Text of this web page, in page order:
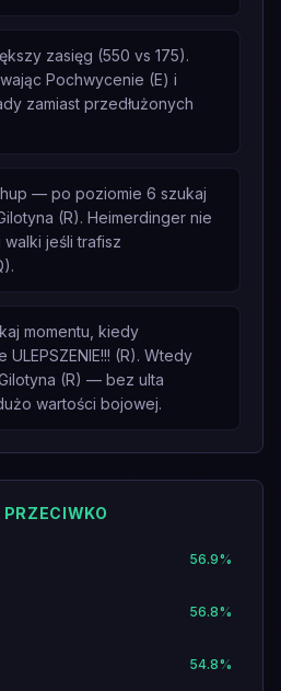
zasięg (550 vs 175).
Pochwycenie (E) i
zamiast przedłużonych
— po poziomie 6 szukaj
(R). Heimerdinger nie
jeśli trafisz
momentu, kiedy
(R). Wtedy
(R) — bez ulta
wartości bojowej.
56.9%
56.8%
54.8%